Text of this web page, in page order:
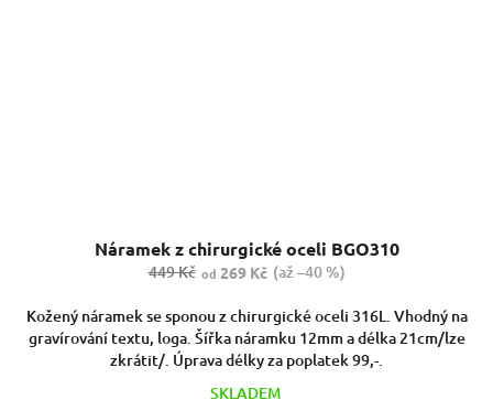
Náramek z chirurgické oceli BGO310
449 Kč od 269 Kč (až –40 %)
Kožený náramek se sponou z chirurgické oceli 316L. Vhodný na
gravírování textu, loga. Šířka náramku 12mm a délka 21cm/lze
zkrátit/. Úprava délky za poplatek 99,-.
SKLADEM